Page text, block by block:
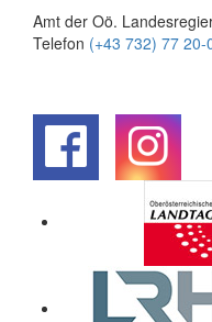
Amt der Oö.
Telefon (+43 732) 77 20-